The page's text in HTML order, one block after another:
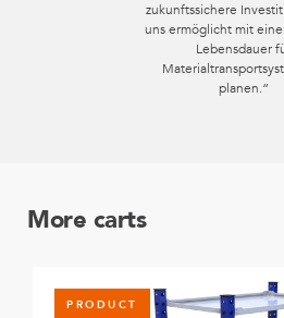
zukunftssichere
uns ermöglicht mit
Lebensdauer
planen.“
More carts
PRODUCT